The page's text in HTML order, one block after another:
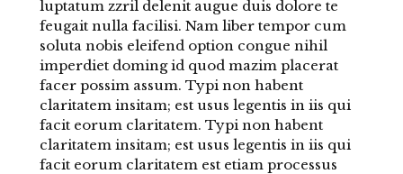
luptatum zzril delenit augue duis dolore te
feugait nulla facilisi. Nam liber tempor cum
soluta nobis eleifend option congue nihil
imperdiet doming id quod mazim placerat
facer possim assum. Typi non habent
claritatem insitam; est usus legentis in iis qui
facit eorum claritatem. Typi non habent
claritatem insitam; est usus legentis in iis qui
facit eorum claritatem est etiam processus